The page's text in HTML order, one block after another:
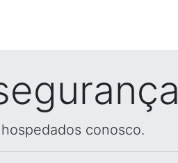
conosco.